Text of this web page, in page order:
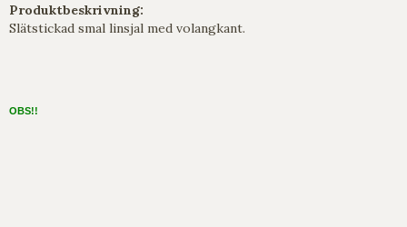
Produktbeskrivning:
Slätstickad smal linsjal med volangkant.
OBS!!